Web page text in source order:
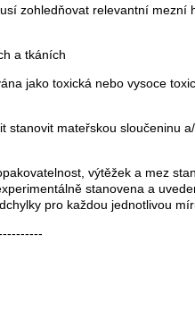
zohledňovat relevantní
a tkáních
jako toxická nebo vysoce
stanovit mateřskou sloučeninu
výtěžek a mez
stanovena a
pro každou jednotlivou